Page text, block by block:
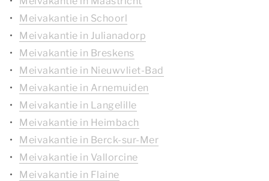
Meivakantie in Schoorl
Meivakantie in Julianadorp
Meivakantie in Breskens
Meivakantie in Nieuwvliet-Bad
Meivakantie in Arnemuiden
Meivakantie in Langelille
Meivakantie in Heimbach
Meivakantie in Berck-sur-Mer
Meivakantie in Vallorcine
Meivakantie in Flaine